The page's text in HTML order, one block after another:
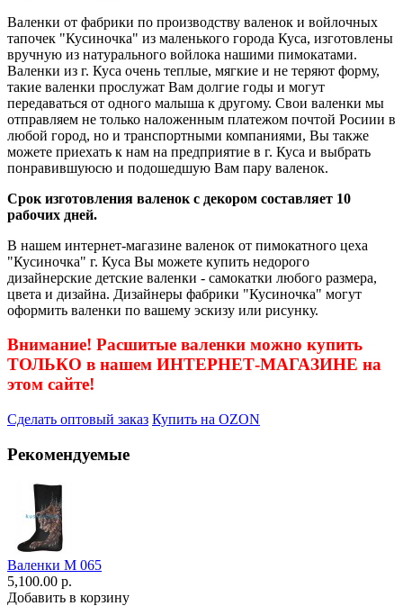
Валенки от фабрики по производству валенок и войлочных
тапочек "Кусиночка" из маленького города Куса, изготовлены
вручную из натурального войлока нашими пимокатами.
Валенки из г. Куса очень теплые, мягкие и не теряют форму,
такие валенки прослужат Вам долгие годы и могут
передаваться от одного малыша к другому. Свои валенки мы
отправляем не только наложенным платежом почтой Росиии в
любой город, но и транспортными компаниями, Вы также
можете приехать к нам на предприятие в г. Куса и выбрать
понравившуюсю и подошедшую Вам пару валенок.
Срок изготовления валенок с декором составляет 10
рабочих дней.
В нашем интернет-магазине валенок от пимокатного цеха
"Кусиночка" г. Куса Вы можете купить недорого
дизайнерские детские валенки - самокатки любого размера,
цвета и дизайна. Дизайнеры фабрики "Кусиночка" могут
оформить валенки по вашему эскизу или рисунку.
Внимание! Расшитые валенки можно купить
ТОЛЬКО в нашем ИНТЕРНЕТ-МАГАЗИНЕ на
этом сайте!
Сделать оптовый заказ Купить на OZON
Рекомендуемые
Валенки М 065
5,100.00 р.
Добавить в корзину